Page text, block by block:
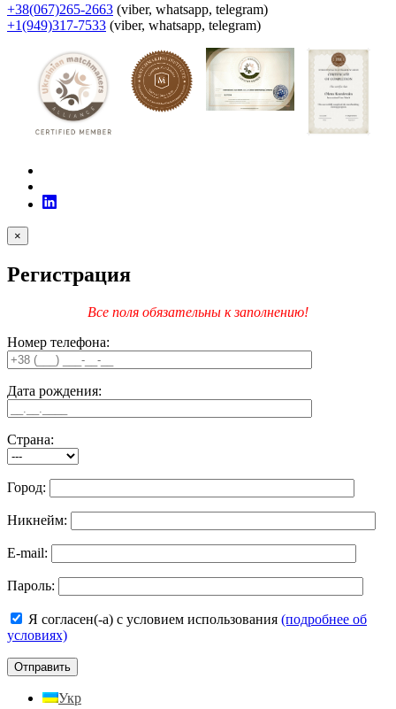
+38(067)265-2663 (viber, whatsapp, telegram)
+1(949)317-7533 (viber, whatsapp, telegram)
×
Регистрация
Все поля обязательны к заполнению!
Номер телефона:
Дата рождения:
Страна:
Город:
Никнейм:
E-mail:
Пароль:
Я согласен(-а) с условием использования (подробнее об
условиях)
Укр